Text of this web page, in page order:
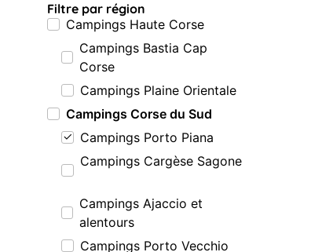
Filtre par région
Campings Haute Corse
Campings Bastia Cap
Corse
Campings Plaine Orientale
Campings Corse du Sud
Campings Porto Piana
Campings Cargèse Sagone
Campings Ajaccio et
alentours
Campings Porto Vecchio